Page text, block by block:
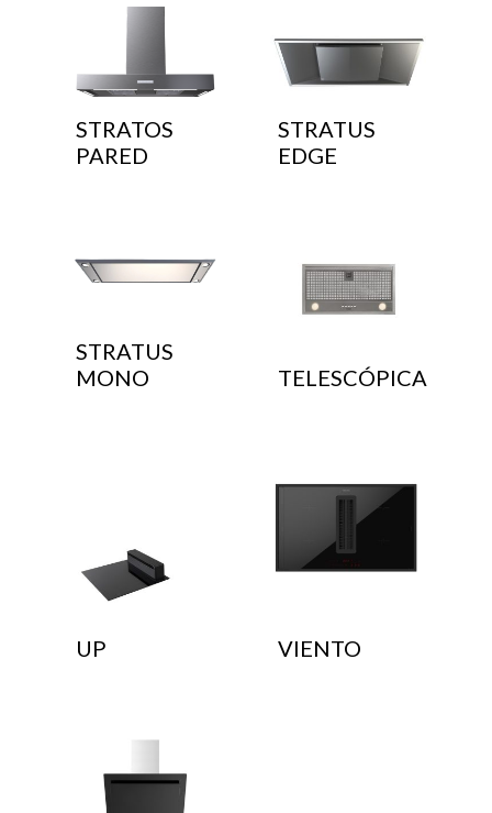
STRATOS
PARED
STRATUS
EDGE
STRATUS
MONO
TELESCÓPICA
UP VIENTO